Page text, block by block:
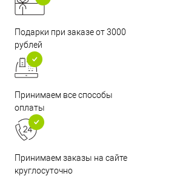
Подарки при заказе от 3000
рублей
Принимаем все способы
оплаты
Принимаем заказы на сайте
круглосуточно